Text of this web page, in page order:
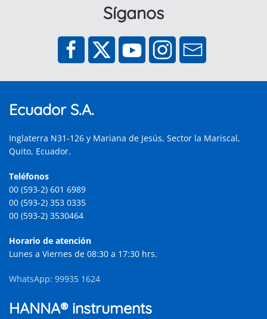
Síganos
Ecuador S.A.
Inglaterra N31-126 y Mariana de Jesús, Sector la Mariscal,
Quito, Ecuador.
Teléfonos
00 (593-2) 601 6989
00 (593-2) 353 0335
00 (593-2) 3530464
Horario de atención
Lunes a Viernes de 08:30 a 17:30 hrs.
WhatsApp: 99935 1624
HANNA® instruments